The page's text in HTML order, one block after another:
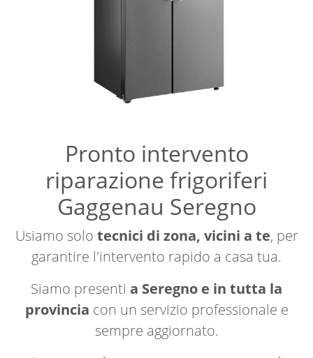
Pronto intervento
riparazione frigoriferi
Gaggenau Seregno
Usiamo solo tecnici di zona, vicini a te, per
garantire l'intervento rapido a casa tua.
Siamo presenti a Seregno e in tutta la
provincia con un servizio professionale e
sempre aggiornato.